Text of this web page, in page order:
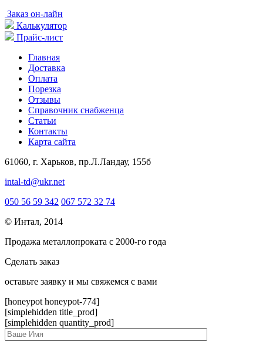
Заказ он-лайн
Калькулятор
Прайс-лист
Главная
Доставка
Оплата
Порезка
Отзывы
Справочник снабженца
Статьи
Контакты
Карта сайта
61060, г. Харьков, пр.Л.Ландау, 155б
intal-td@ukr.net
050 56 59 342 067 572 32 74
© Интал, 2014
Продажа металлопроката с 2000-го года
Сделать заказ
оcтавьте заявку и мы свяжемся с вами
[honeypot honeypot-774]
[simplehidden title_prod]
[simplehidden quantity_prod]